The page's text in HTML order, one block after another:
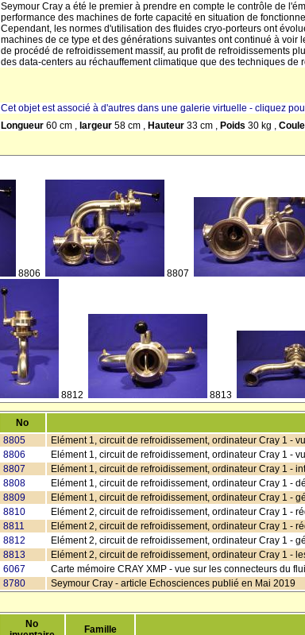
Seymour Cray a été le premier à prendre en compte le contrôle de
performance des machines de forte capacité en situation de
Cependant, les normes d'utilisation des fluides cryo-porteurs ont
machines de ce type et des générations suivantes ont continué à
de procédé de refroidissement massif, au profit de refroidissements
des data-centers au réchauffement climatique que des techniques
Cet objet est associé à d'autres dans une galerie virtuelle - cliquez
Longueur 60 cm , largeur 58 cm , Hauteur 33 cm , Poids 30 kg ,
8806 8807
8812 8813
No
8805
Elément 1, circuit de refroidissement, ordinateur Cray 1 -
8806
Elément 1, circuit de refroidissement, ordinateur Cray 1 -
8807
Elément 1, circuit de refroidissement, ordinateur Cray 1 -
8808
Elément 1, circuit de refroidissement, ordinateur Cray 1 -
8809
Elément 1, circuit de refroidissement, ordinateur Cray 1 -
8810
Elément 2, circuit de refroidissement, ordinateur Cray 1 -
8811
Elément 2, circuit de refroidissement, ordinateur Cray 1 -
8812
Elément 2, circuit de refroidissement, ordinateur Cray 1 -
8813
Elément 2, circuit de refroidissement, ordinateur Cray 1 -
6067
Carte mémoire CRAY XMP - vue sur les connecteurs du
8780
Seymour Cray - article Echosciences publié en Mai 2019
No
Famille